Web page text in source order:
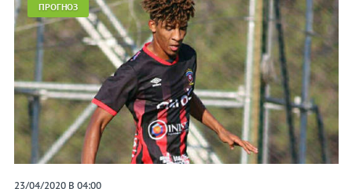
ПРОГНОЗ
23/04/2020 В 04:00